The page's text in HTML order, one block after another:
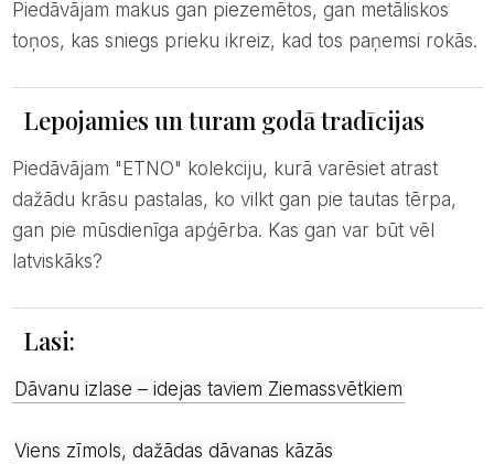
Piedāvājam makus gan piezemētos, gan metāliskos
toņos, kas sniegs prieku ikreiz, kad tos paņemsi rokās.
Lepojamies un turam godā tradīcijas
Piedāvājam "ETNO" kolekciju, kurā varēsiet atrast
dažādu krāsu pastalas, ko vilkt gan pie tautas tērpa,
gan pie mūsdienīga apģērba. Kas gan var būt vēl
latviskāks?
Lasi:
Dāvanu izlase – idejas taviem Ziemassvētkiem
Viens zīmols, dažādas dāvanas kāzās